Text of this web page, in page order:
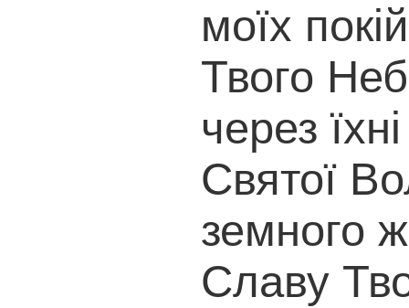
моїх
Твого
через
Святої
земного
Славу